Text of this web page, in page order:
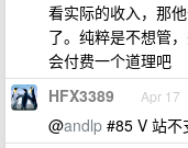
看实际的收入，那
了。纯粹是不想管
会付费一个道理吧
HFX3389 Apr 17
@andlp #85 V 站不